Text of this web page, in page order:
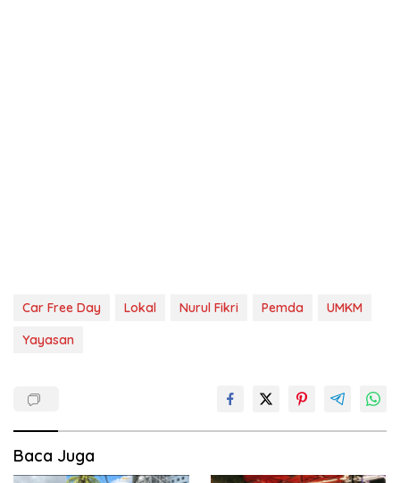
Car Free Day Lokal Nurul Fikri Pemda
UMKM
Yayasan
Baca Juga